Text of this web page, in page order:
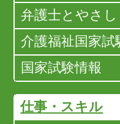
弁護士とやさ
介護福祉国家試
国家試験情報
仕事・スキル